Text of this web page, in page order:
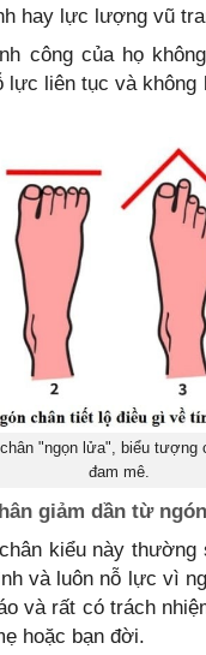
hay lực lượng vũ
công của họ
lực liên tục và
"ngọn lửa", biểu tượng
đam mê.
giảm dần từ
kiểu này thường
và luôn nỗ lực vì
và rất có trách
hoặc bạn đời.